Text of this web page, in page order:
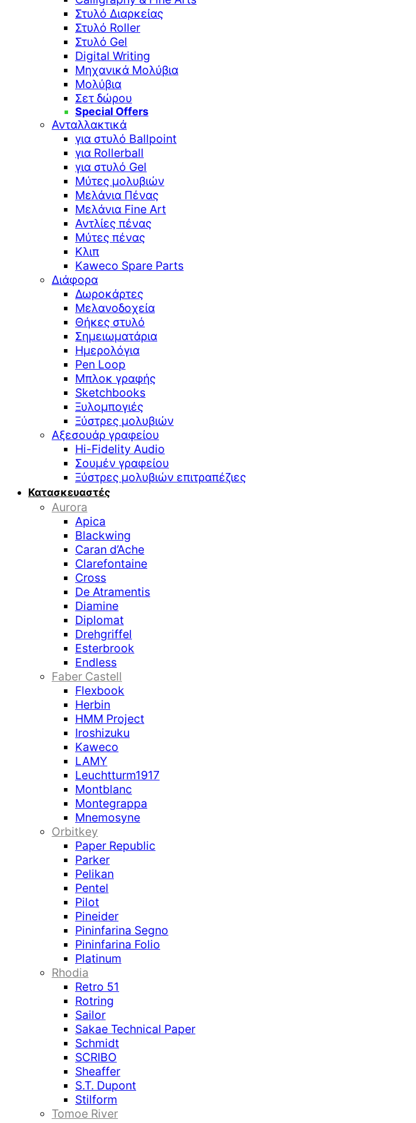
Στυλό Διαρκείας
Στυλό Roller
Στυλό Gel
Digital Writing
Μηχανικά Μολύβια
Μολύβια
Σετ δώρου
Special Offers
Ανταλλακτικά
για στυλό Ballpoint
για Rollerball
για στυλό Gel
Μύτες μολυβιών
Μελάνια Πένας
Μελάνια Fine Art
Αντλίες πένας
Μύτες πένας
Κλιπ
Kaweco Spare Parts
Διάφορα
Δωροκάρτες
Μελανοδοχεία
Θήκες στυλό
Σημειωματάρια
Ημερολόγια
Pen Loop
Μπλοκ γραφής
Sketchbooks
Ξυλομπογιές
Ξύστρες μολυβιών
Αξεσουάρ γραφείου
Hi-Fidelity Audio
Σουμέν γραφείου
Ξύστρες μολυβιών επιτραπέζιες
Κατασκευαστές
Aurora
Apica
Blackwing
Caran d’Ache
Clarefontaine
Cross
De Atramentis
Diamine
Diplomat
Drehgriffel
Esterbrook
Endless
Faber Castell
Flexbook
Herbin
HMM Project
Iroshizuku
Kaweco
LAMY
Leuchtturm1917
Montblanc
Montegrappa
Mnemosyne
Orbitkey
Paper Republic
Parker
Pelikan
Pentel
Pilot
Pineider
Pininfarina Segno
Pininfarina Folio
Platinum
Rhodia
Retro 51
Rotring
Sailor
Sakae Technical Paper
Schmidt
SCRIBO
Sheaffer
S.T. Dupont
Stilform
Tomoe River